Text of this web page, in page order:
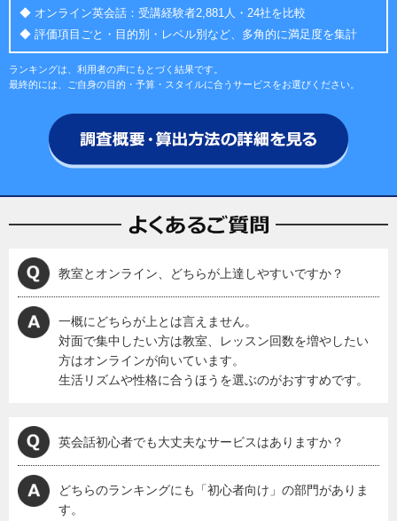
◆ オンライン英会話：受講経験者2,881人・24社を比較
◆ 評価項目ごと・目的別・レベル別など、多角的に満足度を集計
ランキングは、利用者の声にもとづく結果です。
最終的には、ご自身の目的・予算・スタイルに合うサービスをお選びください。
教室とオンライン、どちらが上達しやすいですか？
一概にどちらが上とは言えません。
対面で集中したい方は教室、レッスン回数を増やしたい
方はオンラインが向いています。
生活リズムや性格に合うほうを選ぶのがおすすめです。
英会話初心者でも大丈夫なサービスはありますか？
どちらのランキングにも「初心者向け」の部門がありま
す。